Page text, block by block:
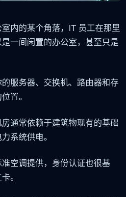
内的某个角落，IT 员工在那里
一间闲置的办公室，甚至只是
服务器、交换机、路由器和存
置。
通常依赖于建筑物现有的基础
系统供电。
空调提供，身份认证也很基
。